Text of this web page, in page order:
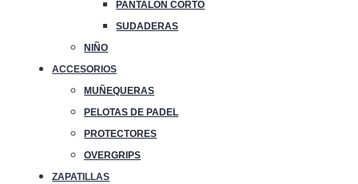
PANTALON CORTO
SUDADERAS
NIÑO
ACCESORIOS
MUÑEQUERAS
PELOTAS DE PADEL
PROTECTORES
OVERGRIPS
ZAPATILLAS